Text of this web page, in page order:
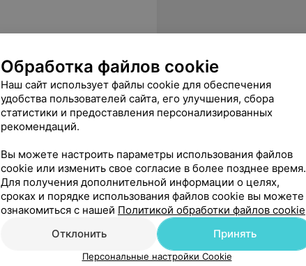
Обработка файлов cookie
Наш сайт использует файлы cookie для обеспечения
удобства пользователей сайта, его улучшения, сбора
статистики и предоставления персонализированных
рекомендаций.
Вы можете настроить параметры использования файлов
cookie или изменить свое согласие в более позднее время.
Для получения дополнительной информации о целях,
сроках и порядке использования файлов cookie вы можете
ознакомиться с нашей Политикой обработки файлов cookie
Отклонить
Принять
Персональные настройки Cookie